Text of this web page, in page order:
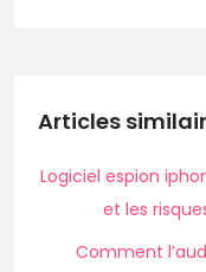
Articles
Logiciel espion
et les
Comment